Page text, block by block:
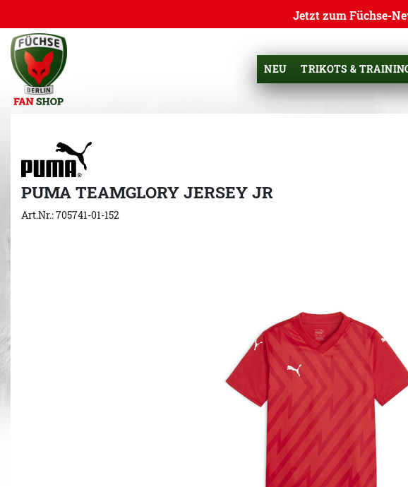
Jetzt zum Füchse-
NEU TRIKOTS &
PUMA TEAMGLORY JERSEY JR
Art.Nr.: 705741-01-152